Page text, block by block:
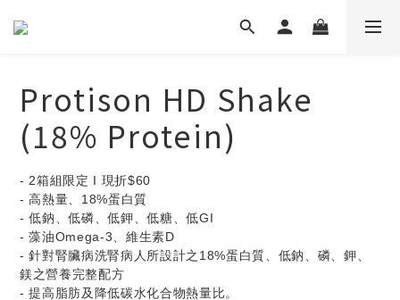
Protison HD Shake
(18% Protein)
- 2箱組限定 I 現折$60
- 高熱量、18%蛋白質
- 低鈉、低磷、低鉀、低糖、低GI
- 藻油Omega-3、維生素D
- 針對腎臟病洗腎病人所設計之18%蛋白質、低鈉、磷、鉀、
鎂之營養完整配方
- 提高脂肪及降低碳水化合物熱量比。